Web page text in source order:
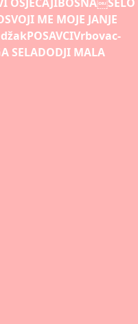
ME MOJE JANJE
POSAVCIVrbovac-
SELADODJI MALA